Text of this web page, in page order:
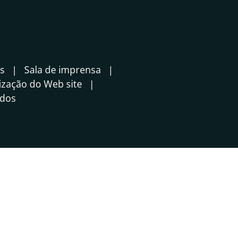
Sala de imprensa
do Web site